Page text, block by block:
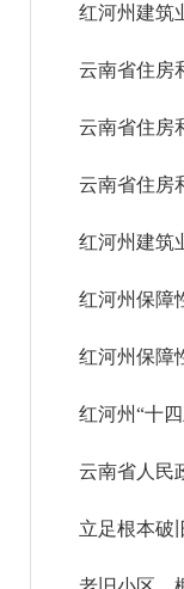
红河州建筑
红河州建筑
立足根本破